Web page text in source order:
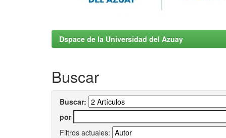
Dspace de la Universidad del Azuay
Buscar
Buscar:
por
Filtros actuales: